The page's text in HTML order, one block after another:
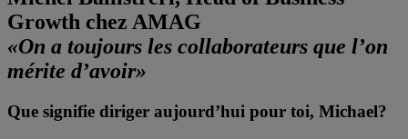
Growth chez AMAG
«On a toujours les collaborateurs que l’on
mérite d’avoir»
Que signifie diriger aujourd’hui pour toi, Michael?